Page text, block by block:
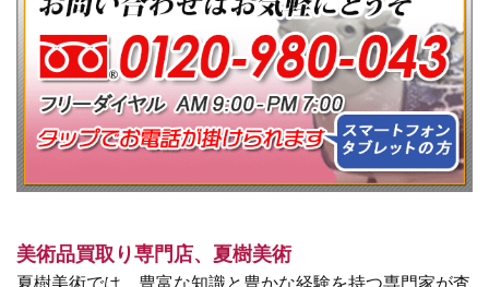
美術品買取り専門店、夏樹美術
夏樹美術では、豊富な知識と豊かな経験を持つ専門家が査